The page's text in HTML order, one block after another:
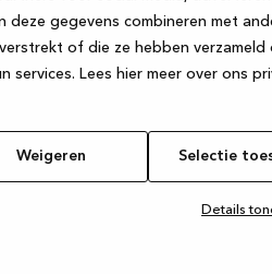
deze gegevens combineren met
of die ze hebben verzameld
services. Lees hier meer over ons
Weigeren Selectie
Details
has occurred while